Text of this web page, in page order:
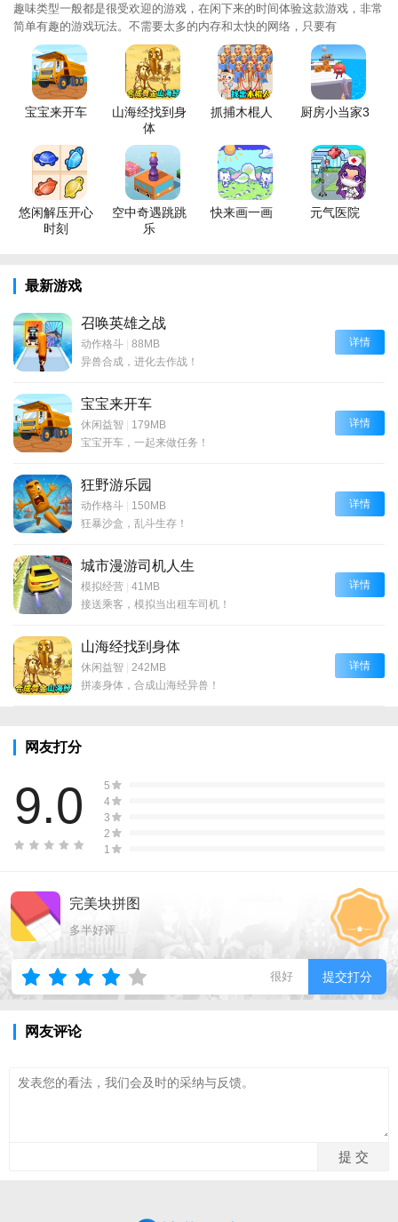
趣味类型一般都是很受欢迎的游戏，在闲下来的时间体验这款游戏，非常
简单有趣的游戏玩法。不需要太多的内存和太快的网络，只要有
宝宝来开车
山海经找到身
体
抓捕木棍人 厨房小当家3
悠闲解压开心
时刻
空中奇遇跳跳
乐
快来画一画 元气医院
最新游戏
召唤英雄之战
动作格斗 | 88MB
异兽合成，进化去作战！
详情
宝宝来开车
休闲益智 | 179MB
宝宝开车，一起来做任务！
详情
狂野游乐园
动作格斗 | 150MB
狂暴沙盒，乱斗生存！
详情
城市漫游司机人生
模拟经营 | 41MB
接送乘客，模拟当出租车司机！
详情
山海经找到身体
休闲益智 | 242MB
拼凑身体，合成山海经异兽！
详情
网友打分
9.0
5
4
3
2
1
完美块拼图
多半好评
很好 提交打分
网友评论